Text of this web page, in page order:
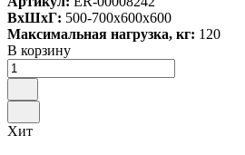
ВxШxГ: 500-700x600x600
Максимальная нагрузка, кг: 120
В корзину
Хит